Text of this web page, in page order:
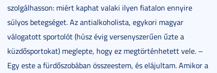
szolgálhasson: miért kaphat valaki ilyen fiatalon ennyire
súlyos betegséget. Az antialkoholista, egykori magyar
válogatott sportolót (húsz évig versenyszerűen űzte a
küzdősportokat) meglepte, hogy ez megtörténhetett vele. –
Egy este a fürdőszobában összeestem, és elájultam. Amikor a